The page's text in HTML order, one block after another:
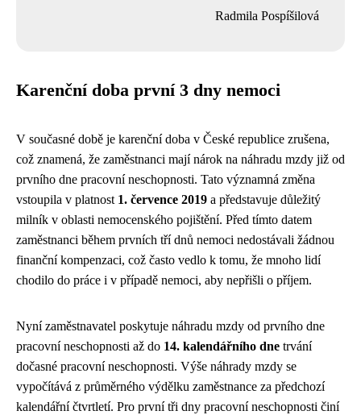
Radmila Pospíšilová
Karenční doba první 3 dny nemoci
V současné době je karenční doba v České republice zrušena,
což znamená, že zaměstnanci mají nárok na náhradu mzdy již od
prvního dne pracovní neschopnosti. Tato významná změna
vstoupila v platnost 1. července 2019 a představuje důležitý
milník v oblasti nemocenského pojištění. Před tímto datem
zaměstnanci během prvních tří dnů nemoci nedostávali žádnou
finanční kompenzaci, což často vedlo k tomu, že mnoho lidí
chodilo do práce i v případě nemoci, aby nepřišli o příjem.
Nyní zaměstnavatel poskytuje náhradu mzdy od prvního dne
pracovní neschopnosti až do 14. kalendářního dne trvání
dočasné pracovní neschopnosti. Výše náhrady mzdy se
vypočítává z průměrného výdělku zaměstnance za předchozí
kalendářní čtvrtletí. Pro první tři dny pracovní neschopnosti činí